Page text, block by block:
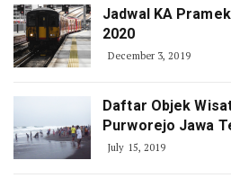
Jadwal KA
2020
December 3, 2019
Daftar Objek
Purworejo Jawa
July 15, 2019